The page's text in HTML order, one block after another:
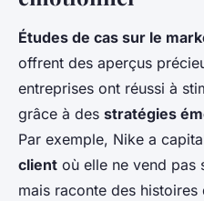
Études de cas sur le
offrent des aperçus
entreprises ont réussi à
grâce à des stratégies
Par exemple, Nike a
client où elle ne vend pas
mais raconte des